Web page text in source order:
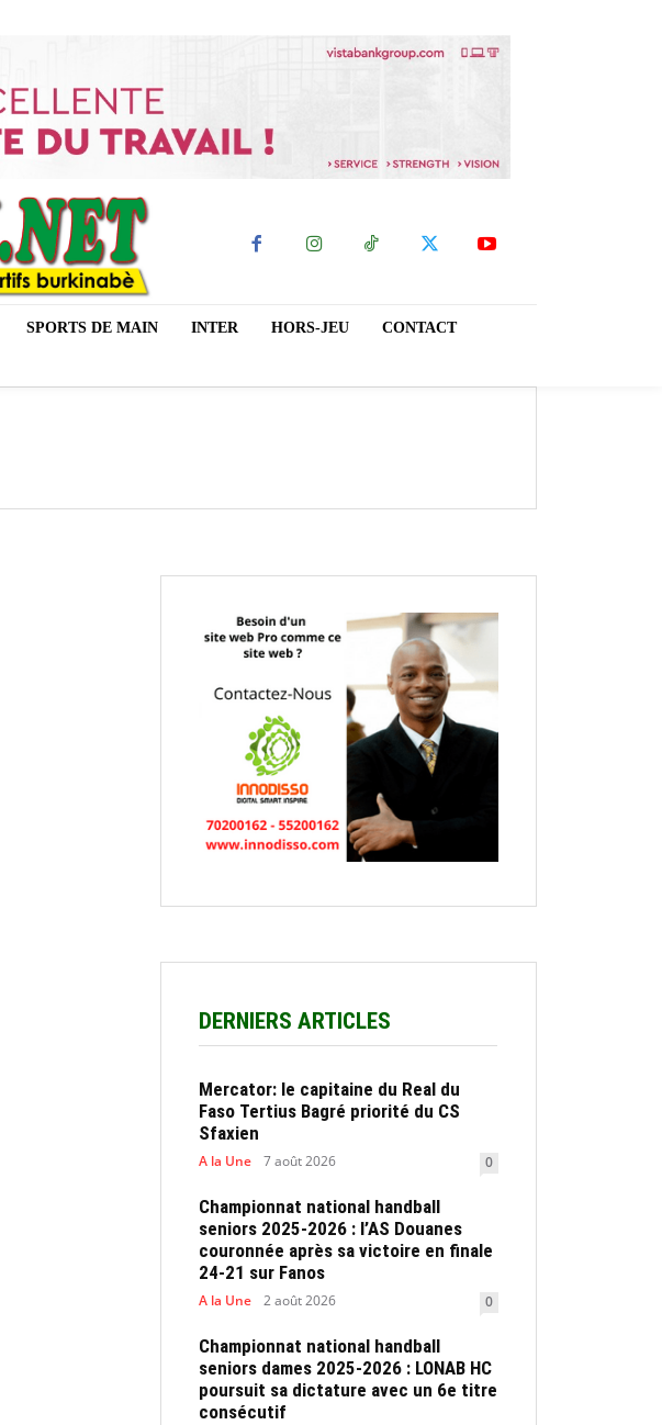
SPORTS DE MAIN INTER HORS-JEU CONTACT
DERNIERS ARTICLES
Mercator: le capitaine du Real du
Faso Tertius Bagré priorité du CS
Sfaxien
A la Une 7 août 2026 0
Championnat national handball
seniors 2025-2026 : l’AS Douanes
couronnée après sa victoire en finale
24-21 sur Fanos
A la Une 2 août 2026 0
Championnat national handball
seniors dames 2025-2026 : LONAB HC
poursuit sa dictature avec un 6e titre
consécutif